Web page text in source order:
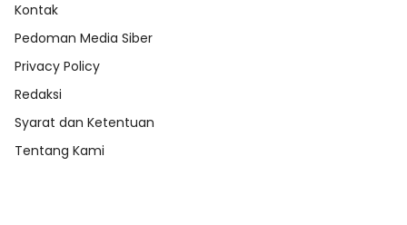
Kontak
Pedoman Media Siber
Privacy Policy
Redaksi
Syarat dan Ketentuan
Tentang Kami